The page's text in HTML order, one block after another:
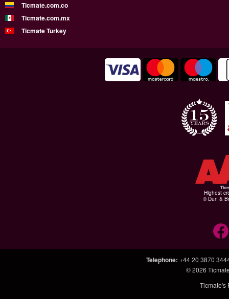
Ticmate.com.co
Ticmate.com.mx
Ticmate Turkey
Highest
© Dun &
Telephone: +44 20 3870
© 2026
Ticmate's